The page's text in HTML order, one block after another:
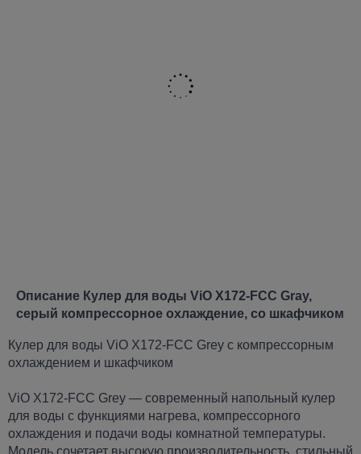
Описание Кулер для воды ViO X172-FCC Gray,
серый компрессорное охлаждение, со шкафчиком
Кулер для воды ViO X172-FCC Grey с компрессорным
охлаждением и шкафчиком
ViO X172-FCC Grey — современный напольный кулер
для воды с функциями нагрева, компрессорного
охлаждения и подачи воды комнатной температуры.
Модель сочетает высокую производительность, стильный